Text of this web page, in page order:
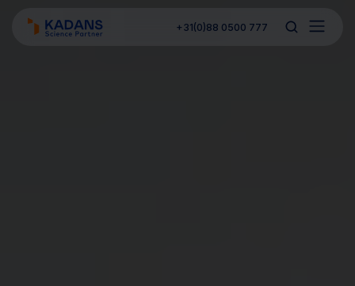
+31(0)88 0500 777